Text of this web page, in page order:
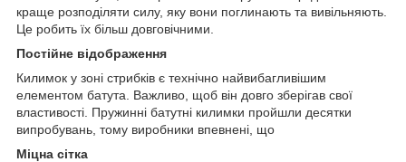
краще розподіляти силу, яку вони поглинають та вивільняють.
Це робить їх більш довговічними.
Постійне відображення
Килимок у зоні стрибків є технічно найвибагливішим
елементом батута. Важливо, щоб він довго зберігав свої
властивості. Пружинні батутні килимки пройшли десятки
випробувань, тому виробники впевнені, що
Міцна сітка